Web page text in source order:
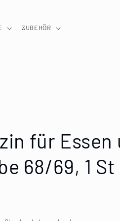
ZUBEHÖR
für Essen
68/69, 1 St